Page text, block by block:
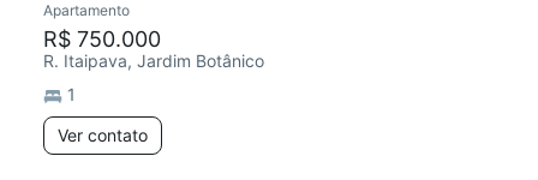
Apartamento
R$ 750.000
R. Itaipava, Jardim Botânico
1
Ver contato